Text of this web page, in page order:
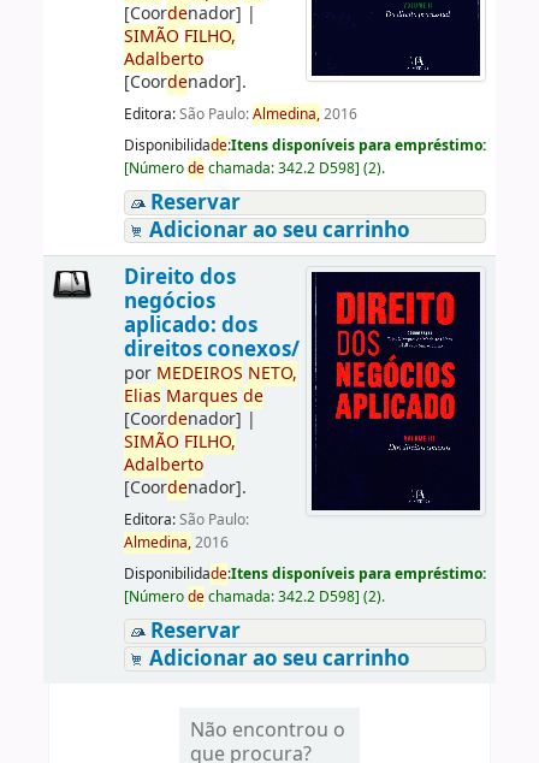
[Coordenador] |
SIMÃO FILHO,
Adalberto
[Coordenador].
Editora:São Paulo:Almedina,2016
Disponibilidade:Itens disponíveis para empréstimo:
[Númerodechamada:342.2 D598] (2).
Reservar
Adicionar ao seu carrinho
Direito dos
negócios
aplicado: dos
direitos conexos/
por MEDEIROS NETO,
Elias Marques de
[Coordenador] |
SIMÃO FILHO,
Adalberto
[Coordenador].
Editora:São Paulo:
Almedina,2016
Disponibilidade:Itens disponíveis para empréstimo:
[Númerodechamada:342.2 D598] (2).
Reservar
Adicionar ao seu carrinho
Não encontrou o
que procura?